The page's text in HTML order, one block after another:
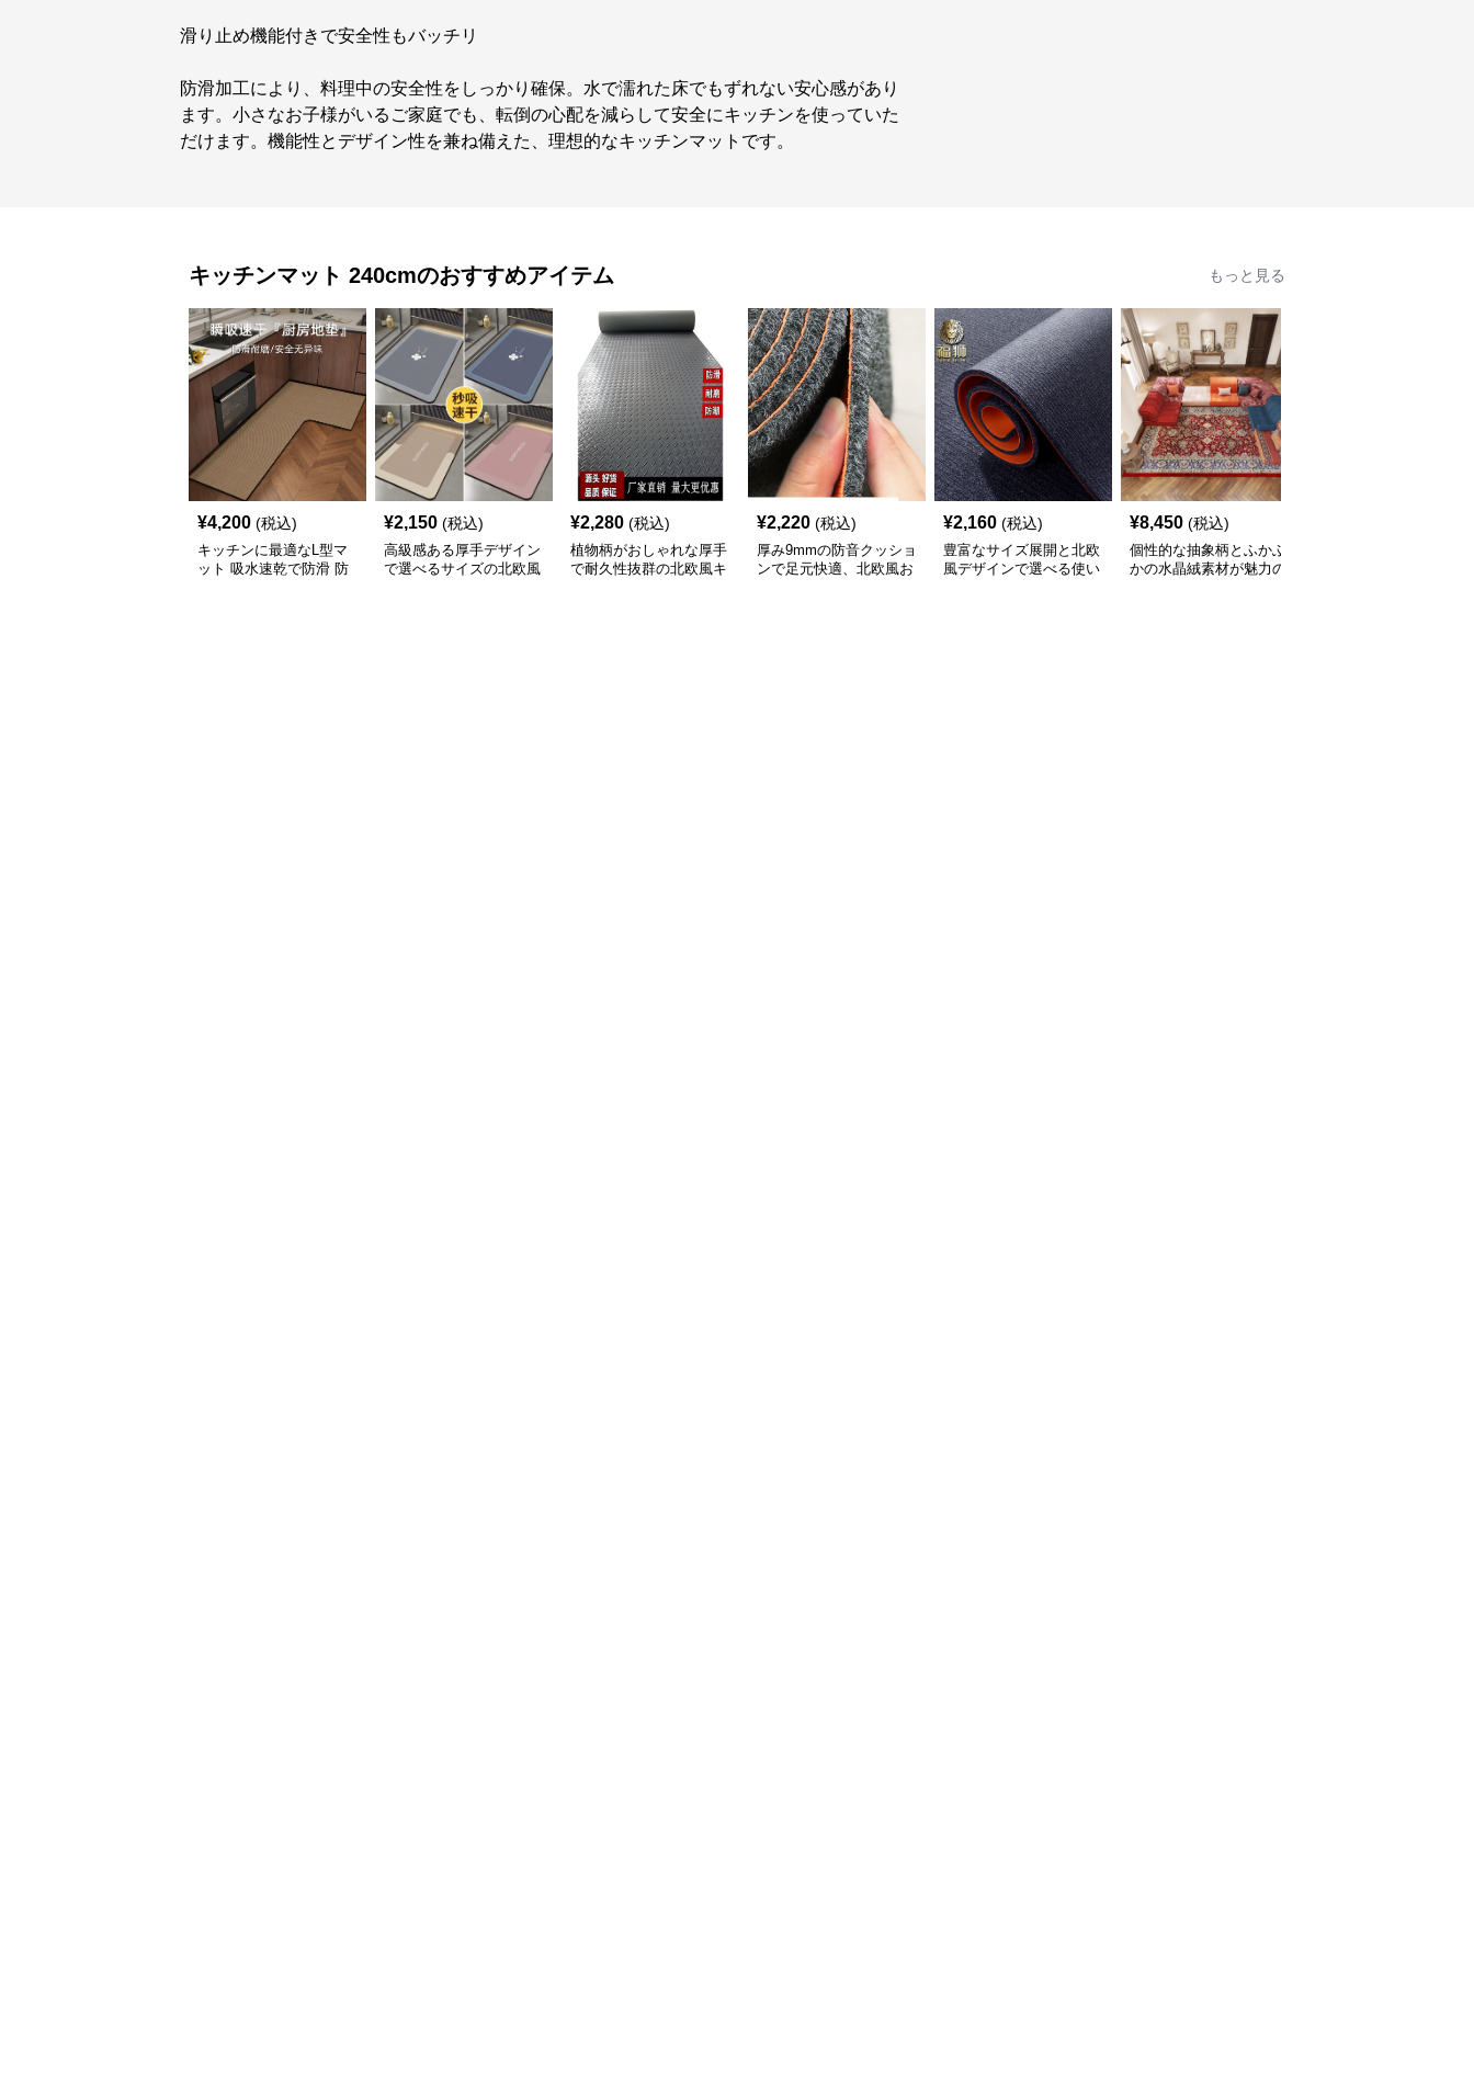
滑り止め機能付きで安全性もバッチリ
防滑加工により、料理中の安全性をしっかり確保。水で濡れた床でもずれない安心感があり
ます。小さなお子様がいるご家庭でも、転倒の心配を減らして安全にキッチンを使っていた
だけます。機能性とデザイン性を兼ね備えた、理想的なキッチンマットです。
キッチンマット 240cmのおすすめアイテム もっと見る
¥4,200 (税込)
キッチンに最適なL型マ
ット 吸水速乾で防滑 防
¥2,150 (税込)
高級感ある厚手デザイン
で選べるサイズの北欧風
¥2,280 (税込)
植物柄がおしゃれな厚手
で耐久性抜群の北欧風キ
¥2,220 (税込)
厚み9mmの防音クッショ
ンで足元快適、北欧風お
¥2,160 (税込)
豊富なサイズ展開と北欧
風デザインで選べる使い
¥8,450 (税込)
個性的な抽象柄とふかふ
かの水晶絨素材が魅力の